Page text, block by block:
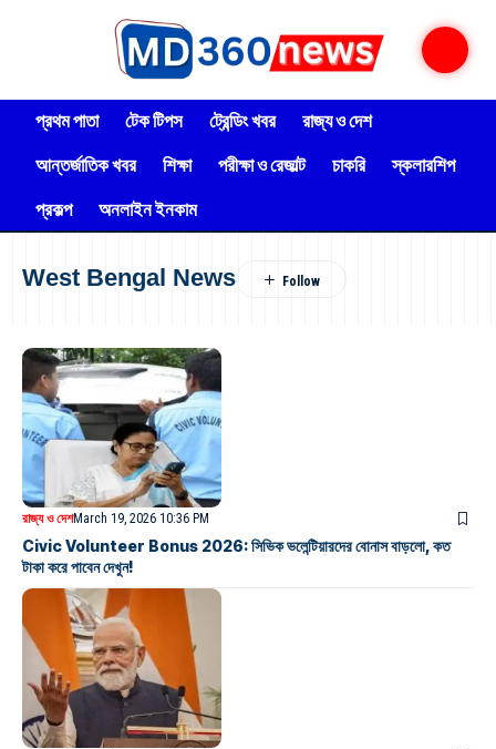
প্রথম পাতা টেক টিপস ট্রেন্ডিং খবর
রাজ্য ও দেশ
আন্তর্জাতিক খবর
শিক্ষা পরীক্ষা ও রেজাল্ট চাকরি
স্কলারশিপ
প্রকল্প
অনলাইন ইনকাম
West Bengal News
রাজ্য ও দেশMarch 19, 2026 10:36 PM
Civic Volunteer Bonus 2026: সিভিক ভলেন্টিয়ারদের বোনাস বাড়লো, কত
টাকা করে পাবেন দেখুন!